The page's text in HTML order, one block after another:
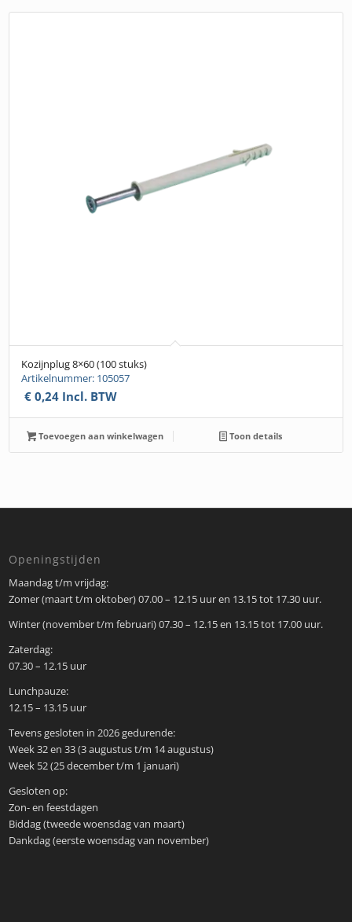
Kozijnplug 8×60 (100 stuks)
Artikelnummer: 105057
€ 0,24 Incl. BTW
Toevoegen aan winkelwagen Toon details
Openingstijden
Maandag t/m vrijdag:
Zomer (maart t/m oktober) 07.00 – 12.15 uur en 13.15 tot 17.30 uur.
Winter (november t/m februari) 07.30 – 12.15 en 13.15 tot 17.00 uur.
Zaterdag:
07.30 – 12.15 uur
Lunchpauze:
12.15 – 13.15 uur
Tevens gesloten in 2026 gedurende:
Week 32 en 33 (3 augustus t/m 14 augustus)
Week 52 (25 december t/m 1 januari)
Gesloten op:
Zon- en feestdagen
Biddag (tweede woensdag van maart)
Dankdag (eerste woensdag van november)